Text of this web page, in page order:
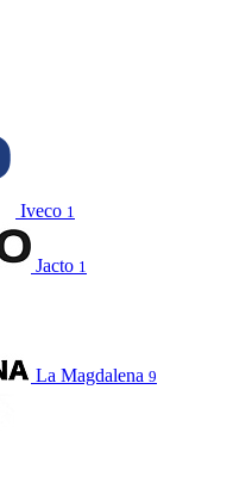
Iveco 1
Jacto 1
La Magdalena 9